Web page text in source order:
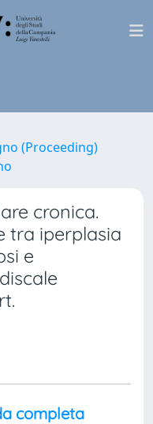
(Proceeding)
cronica.
tra iperplasia
e
completa